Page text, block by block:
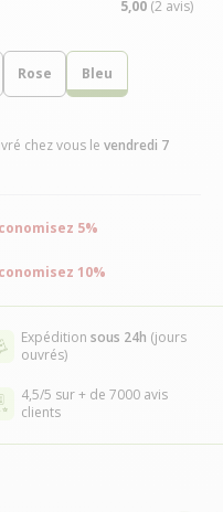
Rose Bleu
chez vous le vendredi 7
5%
10%
Expédition sous 24h (jours
ouvrés)
4,5/5 sur + de 7000 avis
clients
5,00 (2 avis)